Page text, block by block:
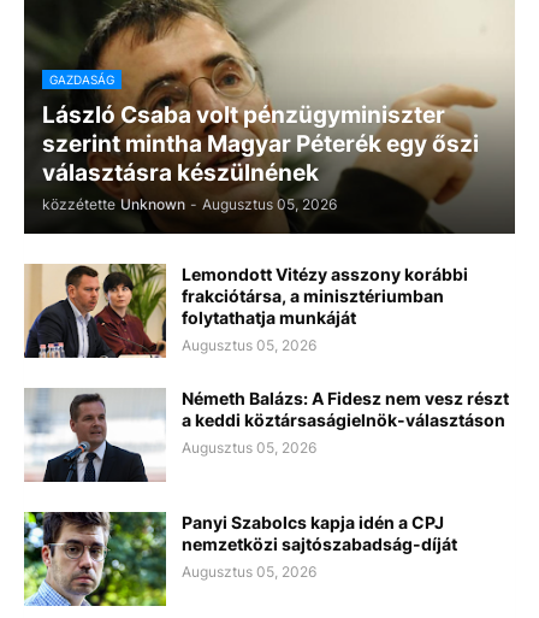
GAZDASÁG
László Csaba volt pénzügyminiszter
szerint mintha Magyar Péterék egy őszi
választásra készülnének
közzétette Unknown - Augusztus 05, 2026
Lemondott Vitézy asszony korábbi
frakciótársa, a minisztériumban
folytathatja munkáját
Augusztus 05, 2026
Németh Balázs: A Fidesz nem vesz részt
a keddi köztársaságielnök-választáson
Augusztus 05, 2026
Panyi Szabolcs kapja idén a CPJ
nemzetközi sajtószabadság-díját
Augusztus 05, 2026